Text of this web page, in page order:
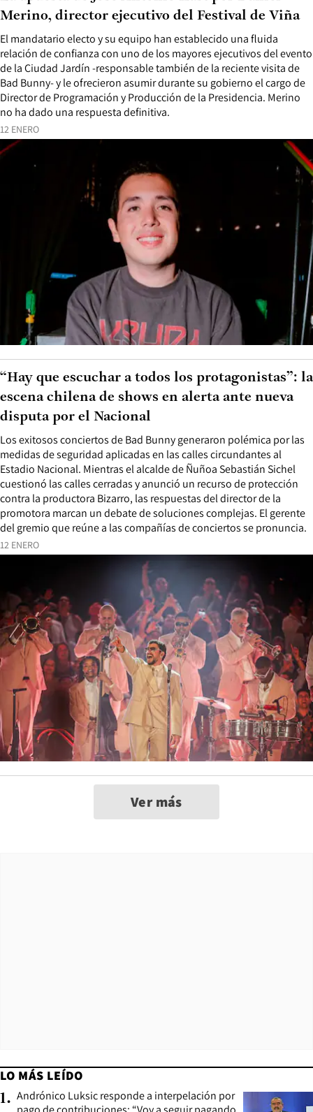
12 ENERO
El mandatario electo y su equipo han establecido una fluida
relación de confianza con uno de los mayores ejecutivos del evento
de la Ciudad Jardín -responsable también de la reciente visita de
Bad Bunny- y le ofrecieron asumir durante su gobierno el cargo de
Director de Programación y Producción de la Presidencia. Merino
no ha dado una respuesta definitiva.
Merino, director ejecutivo del Festival de Viña
12 ENERO
Los exitosos conciertos de Bad Bunny generaron polémica por las
medidas de seguridad aplicadas en las calles circundantes al
Estadio Nacional. Mientras el alcalde de Ñuñoa Sebastián Sichel
cuestionó las calles cerradas y anunció un recurso de protección
contra la productora Bizarro, las respuestas del director de la
promotora marcan un debate de soluciones complejas. El gerente
del gremio que reúne a las compañías de conciertos se pronuncia.
“Hay que escuchar a todos los protagonistas”: la
escena chilena de shows en alerta ante nueva
disputa por el Nacional
Ver más
LO MÁS LEÍDO
1. Andrónico Luksic responde a interpelación por